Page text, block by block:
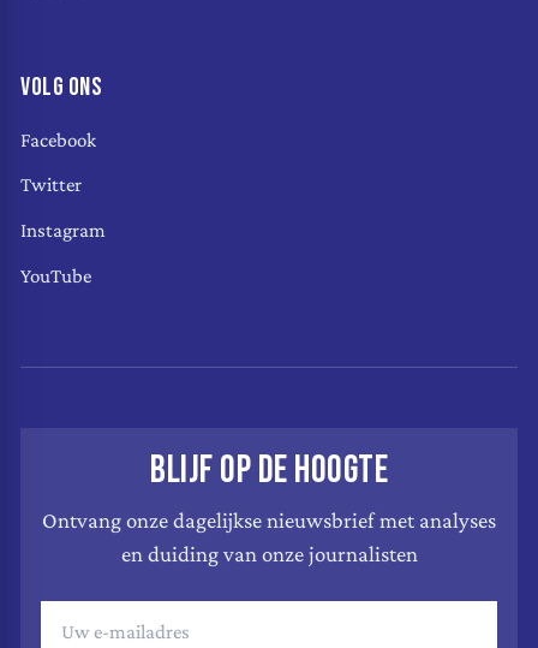
VOLG ONS
Facebook
Twitter
Instagram
YouTube
BLIJF OP DE HOOGTE
Ontvang onze dagelijkse nieuwsbrief met analyses
en duiding van onze journalisten